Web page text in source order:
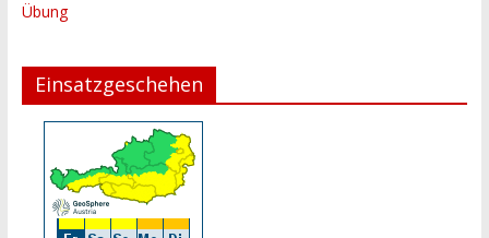
Übung
Einsatzgeschehen